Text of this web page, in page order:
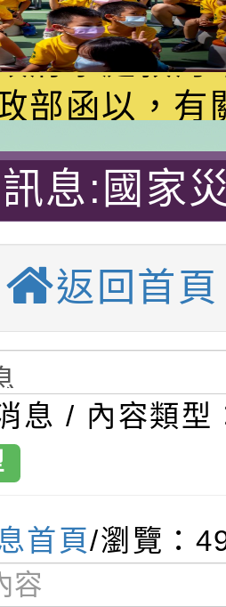
園市孔廟
初開 智慧
府家庭教育
程資訊」、
、「祖孫樂
原』不絕-
「邁向下一
成長團體
部函以，有
公務員留職
請許可一案
小學115學
第7-9招代課
學年度國
畫」核定一
部國民及學
年度教育
教學人才庫
， 請教師
照。
園市政府腸
2.0」全民
府家庭教育
樂淘桃－祖
海報電子檔
、學校、民
請查照
銓敘部建置
得重審後實
園市孔廟
程資訊」、
、「祖孫樂
部函以，有
公務員留職
小學115學
息:國家
心製作
」網頁及
野秘笈
。-桃園
民小學-
國小
返回首頁
息 / 內容類型
首頁/瀏覽：